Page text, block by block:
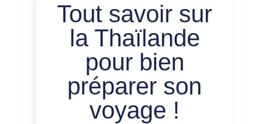
Tout savoir sur
la Thaïlande
pour bien
préparer son
voyage !